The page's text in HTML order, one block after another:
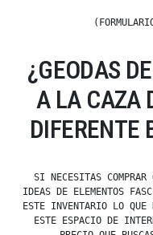
¿GEODAS
A LA CAZA
DIFERENTE
SI NECESITAS COMPRAR
IDEAS DE ELEMENTOS
ESTE INVENTARIO LO QUE
ESTE ESPACIO DE